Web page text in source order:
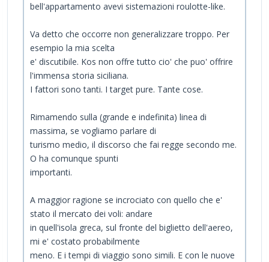
bell'appartamento avevi sistemazioni roulotte-like.
Va detto che occorre non generalizzare troppo. Per
esempio la mia scelta
e' discutibile. Kos non offre tutto cio' che puo' offrire
l'immensa storia siciliana.
I fattori sono tanti. I target pure. Tante cose.
Rimamendo sulla (grande e indefinita) linea di
massima, se vogliamo parlare di
turismo medio, il discorso che fai regge secondo me.
O ha comunque spunti
importanti.
A maggior ragione se incrociato con quello che e'
stato il mercato dei voli: andare
in quell'isola greca, sul fronte del biglietto dell'aereo,
mi e' costato probabilmente
meno. E i tempi di viaggio sono simili. E con le nuove